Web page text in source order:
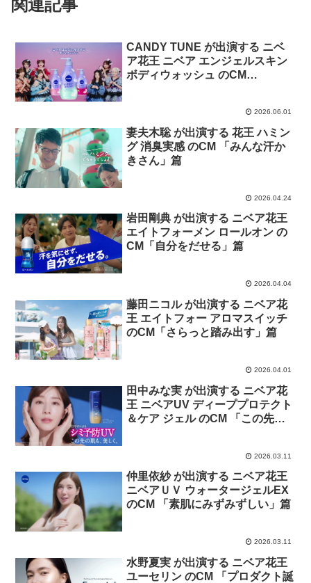
関連記事
CANDY TUNE が出演する ニベ
ア花王 ニベア エンジェルスキン
ボディウォッシュ のCM
2026.06.01
妻夫木聡 が出演する 花王 ハミン
グ 消臭実感 のCM 「みんな汗か
きさん」篇
2026.04.24
岩田剛典 が出演する ニベア花王
エイトフォーメン ロールオン の
CM「自分をだせる」篇
2026.04.04
藤田ニコル が出演する ニベア花
王 エイトフォー アロマスイッチ
のCM「さらっと踏み出す」篇
2026.04.01
田中みな実 が出演する ニベア花
王 ニベアUV ディーププロテクト
＆ケア ジェル のCM 「この先の
2026.03.11
仲里依紗 が出演する ニベア花王
ニベアＵＶ ウォータージェルEX
のCM 「素肌にみずみずしい」篇
2026.03.11
水野夏実 が出演する ニベア花王
ユーセリン のCM 「プロダクト誕